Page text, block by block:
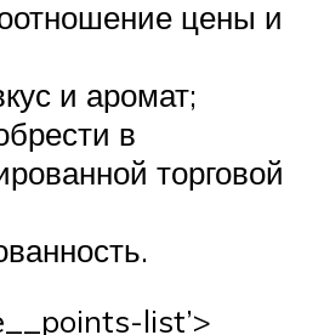
цены и
и аромат;
в
торговой
list’>